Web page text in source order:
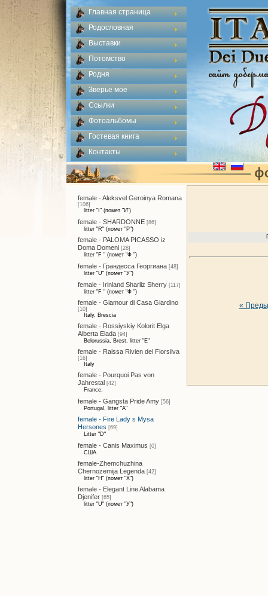
Главная страница
Родословная
Выставки
Потомство
Родня
Зверье мое
Ссылки
Фотоальбомы
Гостевая книга
Контакты
female - Aleksvel Geroinya Romana
[106]
litter "I" (помет "И")
female - SHARDONNE [86]
litter "R" (помет "Р")
female - PALOMA PICASSO iz
Doma Domeni [28]
litter "F " (помет "Ф ")
female - Грандесса Георгиана [48]
litter "U" (помет "У")
female - Irinland Sharliz Sherry [117]
litter "F " (помет "Ф ")
female - Giamour di Casa Giardino
[10]
Italy, Brescia
female - Rossiyskiy Kolorit Elga
Alberta Elada [94]
Belorussia, Brest, litter "E"
female - Raissa Rivien del Fiorsilva
[16]
Italy
female - Pourquoi Pas von
Jahrestal [42]
France.
female - Gangsta Pride Amy [56]
Portugal, litter "A"
female - Fire Lady s Mysa
Hersones [69]
Litter "D"
female - Canis Maximus [0]
США
female-Zhemchuzhina
Chernozemija Legenda [42]
litter "H" (помет "Х")
female - Elegant Line Alabama
Djenifer [65]
litter "U" (помет "У")
«